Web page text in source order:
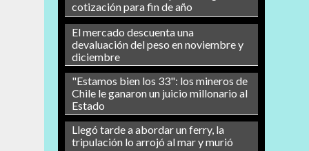
cotización para fin de año
El mercado descuenta una
devaluación del peso en noviembre y
diciembre
"Estamos bien los 33": los mineros de
Chile le ganaron un juicio millonario al
Estado
Llegó tarde a abordar un ferry, la
tripulación lo arrojó al mar y murió